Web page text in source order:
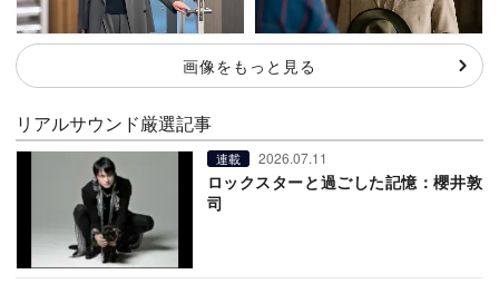
画像をもっと見る
リアルサウンド厳選記事
連載 2026.07.11
ロックスターと過ごした記憶：櫻井敦
司